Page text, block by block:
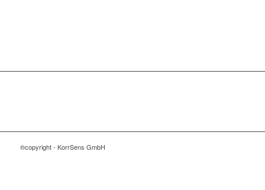
®copyright - KorrSens GmbH